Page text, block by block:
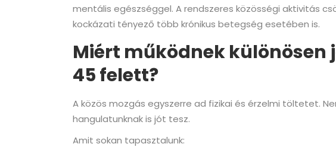
mentális egészséggel. A rendszeres közösségi aktivitás
kockázati tényező több krónikus betegség esetében is.
Miért működnek különösen
45 felett?
A közös mozgás egyszerre ad fizikai és érzelmi töltetet.
hangulatunknak is jót tesz.
Amit sokan tapasztalunk: